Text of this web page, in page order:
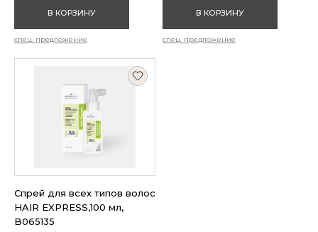
В КОРЗИНУ
спец. предложение
В КОРЗИНУ
спец. предложение
Спрей для всех типов волос
HAIR EXPRESS,100 мл,
B065135